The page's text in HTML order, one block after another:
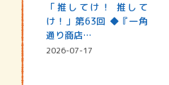
「推してけ！ 推して
け！」第63回 ◆『一角
通り商店…
2026-07-17